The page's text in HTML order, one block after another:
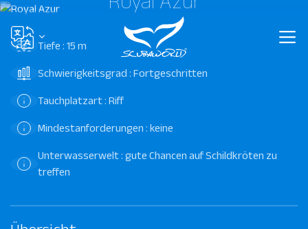
Tiefe : 15 m
Schwierigkeitsgrad : Fortgeschritten
Tauchplatzart : Riff
Mindestanforderungen : keine
Unterwasserwelt : gute Chancen auf Schildkröten zu
treffen